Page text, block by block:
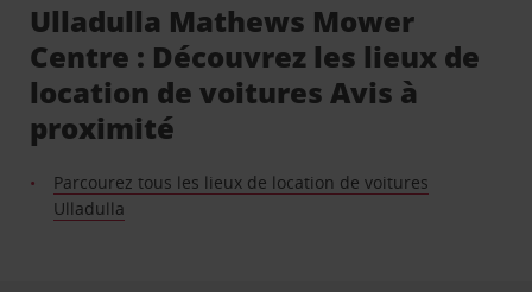
Ulladulla Mathews Mower
Centre : Découvrez les lieux de
location de voitures Avis à
proximité
Parcourez tous les lieux de location de voitures
Ulladulla